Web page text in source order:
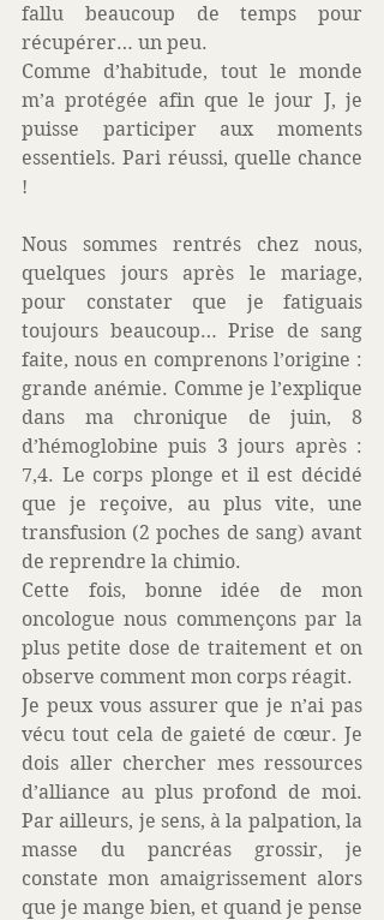
fallu beaucoup de temps pour
récupérer… un peu.
Comme d’habitude, tout le monde
m’a protégée afin que le jour J, je
puisse participer aux moments
essentiels. Pari réussi, quelle chance
!
Nous sommes rentrés chez nous,
quelques jours après le mariage,
pour constater que je fatiguais
toujours beaucoup… Prise de sang
faite, nous en comprenons l’origine :
grande anémie. Comme je l’explique
dans ma chronique de juin, 8
d’hémoglobine puis 3 jours après :
7,4. Le corps plonge et il est décidé
que je reçoive, au plus vite, une
transfusion (2 poches de sang) avant
de reprendre la chimio.
Cette fois, bonne idée de mon
oncologue nous commençons par la
plus petite dose de traitement et on
observe comment mon corps réagit.
Je peux vous assurer que je n’ai pas
vécu tout cela de gaieté de cœur. Je
dois aller chercher mes ressources
d’alliance au plus profond de moi.
Par ailleurs, je sens, à la palpation, la
masse du pancréas grossir, je
constate mon amaigrissement alors
que je mange bien, et quand je pense